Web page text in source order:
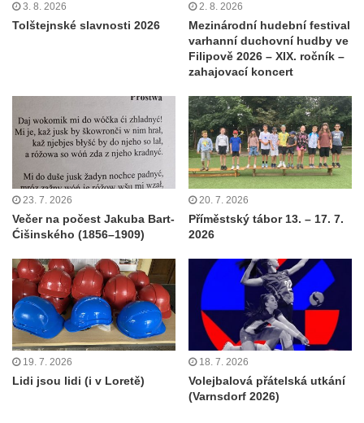
3. 8. 2026
Tolštejnské slavnosti 2026
2. 8. 2026
Mezinárodní hudební festival
varhanní duchovní hudby ve
Filipově 2026 – XIX. ročník –
zahajovací koncert
23. 7. 2026
Večer na počest Jakuba Bart-
Ćišinského (1856–1909)
20. 7. 2026
Příměstský tábor 13. – 17. 7.
2026
19. 7. 2026
Lidi jsou lidi (i v Loretě)
18. 7. 2026
Volejbalová přátelská utkání
(Varnsdorf 2026)